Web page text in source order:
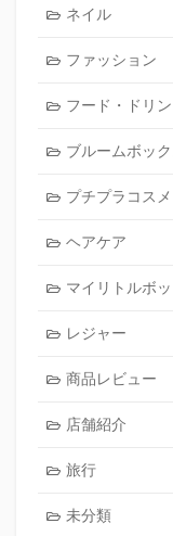
ネイル
ファッション
フード・ドリ
ブルームボッ
プチプラコスメ
ヘアケア
マイリトルボ
レジャー
商品レビュー
店舗紹介
旅行
未分類